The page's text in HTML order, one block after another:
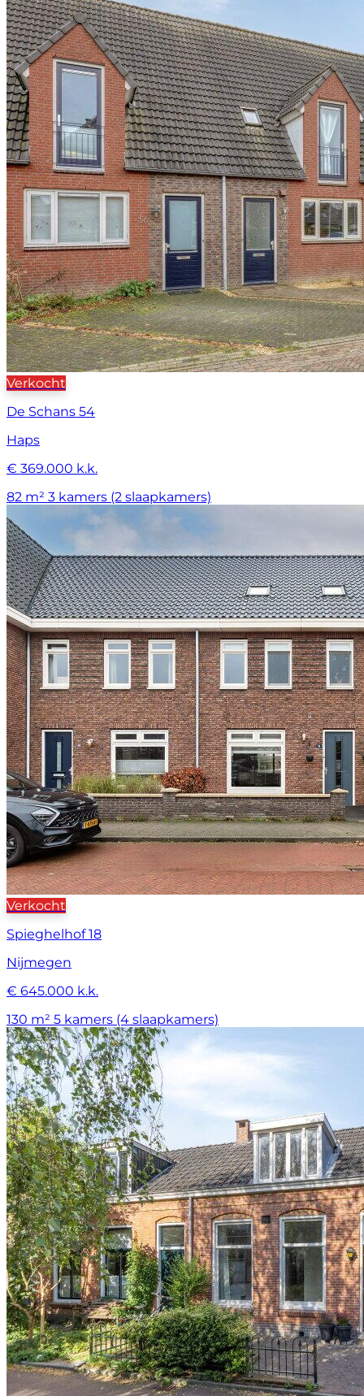
Verkocht
De Schans 54
Haps
€ 369.000 k.k.
82 m² 3 kamers (2 slaapkamers)
Verkocht
Spieghelhof 18
Nijmegen
€ 645.000 k.k.
130 m² 5 kamers (4 slaapkamers)